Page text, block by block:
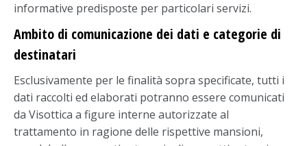
informative predisposte per particolari servizi.
Ambito di comunicazione dei dati e categorie di
destinatari
Esclusivamente per le finalità sopra specificate, tutti i
dati raccolti ed elaborati potranno essere comunicati
da Visottica a figure interne autorizzate al
trattamento in ragione delle rispettive mansioni,